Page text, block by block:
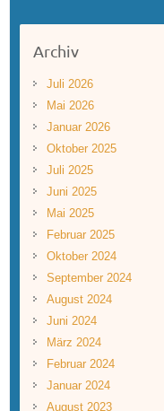
Archiv
Juli 2026
Mai 2026
Januar 2026
Oktober 2025
Juli 2025
Juni 2025
Mai 2025
Februar 2025
Oktober 2024
September 2024
August 2024
Juni 2024
März 2024
Februar 2024
Januar 2024
August 2023